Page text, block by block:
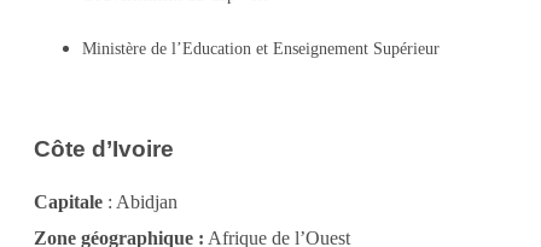
Ministère de l’Education et Enseignement Supérieur
Côte d’Ivoire
Capitale : Abidjan
Zone géographique : Afrique de l’Ouest